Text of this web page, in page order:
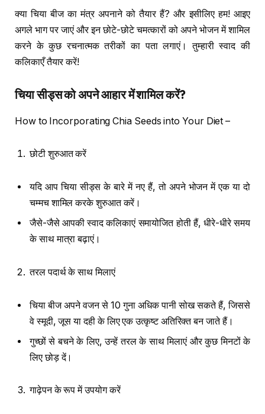
क्या चिया बीज का मंत्र अपनाने को तैयार हैं? और इसीलिए हम! आइए
अगले भाग पर जाएं और इन छोटे-छोटे चमत्कारों को अपने भोजन में शामिल
करने के कुछ रचनात्मक तरीकों का पता लगाएं। तुम्हारी स्वाद की
कलिकाएँ तैयार करें!
चिया सीड्स को अपने आहार में शामिल करें?
How to Incorporating Chia Seeds into Your Diet –
छोटी शुरुआत करें
यदि आप चिया सीड्स के बारे में नए हैं, तो अपने भोजन में एक या दो
चम्मच शामिल करके शुरुआत करें।
जैसे-जैसे आपकी स्वाद कलिकाएं समायोजित होती हैं, धीरे-धीरे समय
के साथ मात्रा बढ़ाएं।
तरल पदार्थ के साथ मिलाएं
चिया बीज अपने वजन से 10 गुना अधिक पानी सोख सकते हैं, जिससे
वे स्मूदी, जूस या दही के लिए एक उत्कृष्ट अतिरिक्त बन जाते हैं।
गुच्छों से बचने के लिए, उन्हें तरल के साथ मिलाएं और कुछ मिनटों के
लिए छोड़ दें।
गाढ़ेपन के रूप में उपयोग करें